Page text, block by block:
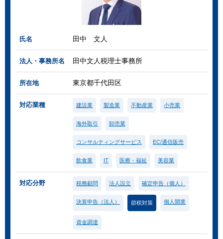
氏名 田中 文人
法人・事務所名 田中文人税理士事務所
所在地 東京都千代田区
対応業種 建設業 製造業 不動産業 小売業
海外取引 卸売業
コンサルティングサービス EC/通信販売
飲食業 IT 医療・福祉 美容業
対応分野 税務顧問 法人設立 確定申告（個人）
決算申告（法人） 節税対策 個人開業
資金調達